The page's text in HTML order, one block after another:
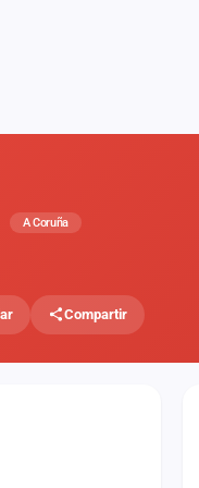
A Coruña
Compartir